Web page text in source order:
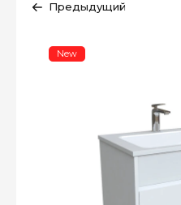
Предыдущий
New